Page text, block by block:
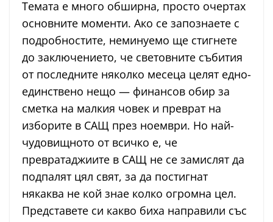
Темата е много обширна, просто очертах
основните моменти. Ако се запознаете с
подробностите, неминуемо ще стигнете
до заключението, че световните събития
от последните няколко месеца целят едно-
единствено нещо — финансов обир за
сметка на малкия човек и преврат на
изборите в САЩ през ноември. Но най-
чудовищното от всичко е, че
превратаджиите в САЩ не се замислят да
подпалят цял свят, за да постигнат
някаква не кой знае колко огромна цел.
Представете си какво биха направили със